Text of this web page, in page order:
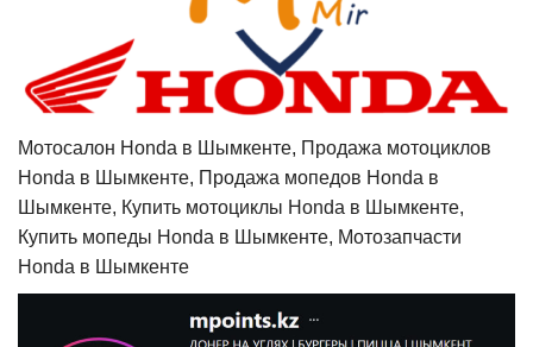
Мотосалон Honda в Шымкенте, Продажа мотоциклов
Honda в Шымкенте, Продажа мопедов Honda в
Шымкенте, Купить мотоциклы Honda в Шымкенте,
Купить мопеды Honda в Шымкенте, Мотозапчасти
Honda в Шымкенте